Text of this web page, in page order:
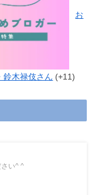
お
鈴木禄伎さん +11
い^ ^